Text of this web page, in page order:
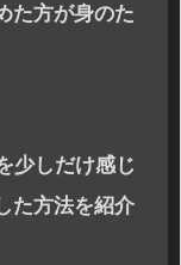
た方が身のた
少しだけ感じ
た方法を紹介